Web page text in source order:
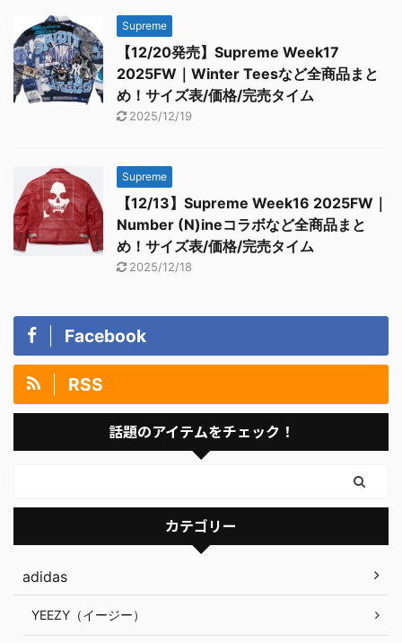
Supreme
【12/20発売】Supreme Week17
2025FW｜Winter Teesなど全商品まと
め！サイズ表/価格/完売タイム
2025/12/19
Supreme
【12/13】Supreme Week16 2025FW｜
Number (N)ineコラボなど全商品まと
め！サイズ表/価格/完売タイム
2025/12/18
Facebook
RSS
話題のアイテムをチェック！
カテゴリー
adidas
YEEZY（イージー）